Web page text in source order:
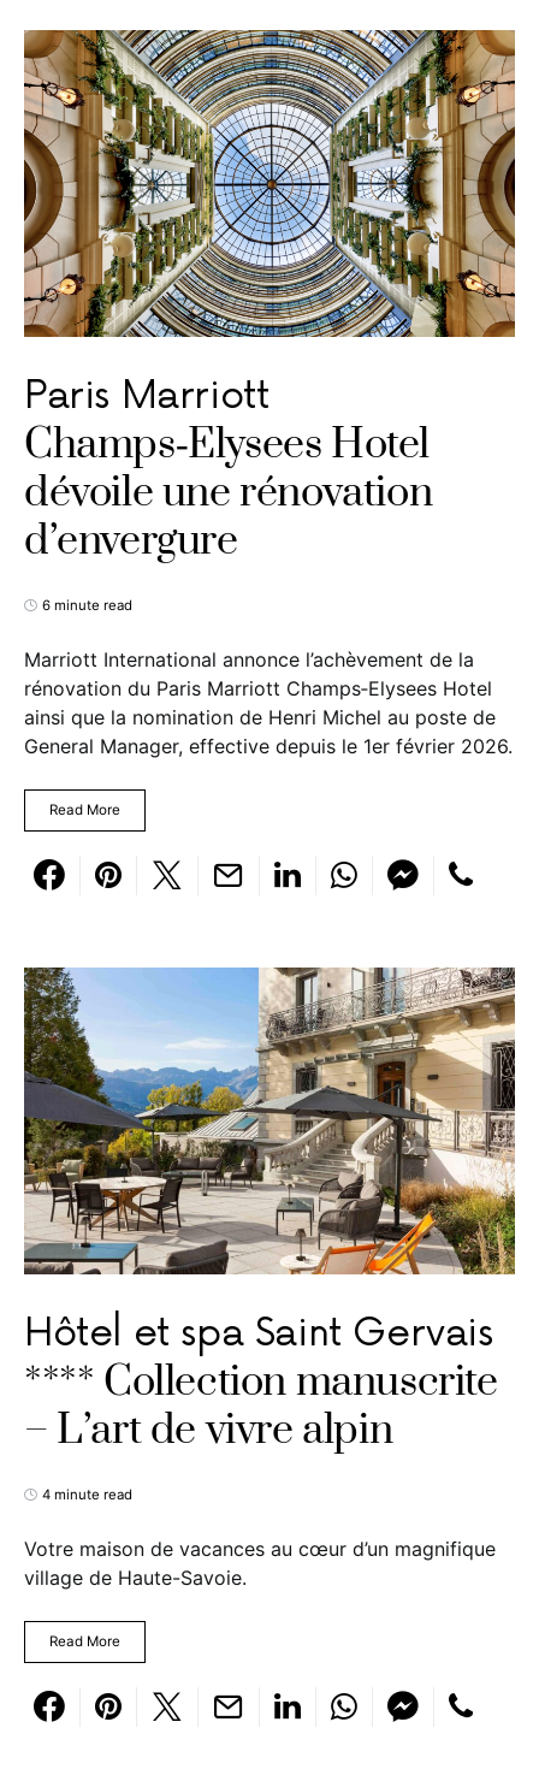
Paris Marriott
Champs‑Elysees Hotel
dévoile une rénovation
d’envergure
6 minute read
Marriott International annonce l’achèvement de la
rénovation du Paris Marriott Champs‑Elysees Hotel
ainsi que la nomination de Henri Michel au poste de
General Manager, effective depuis le 1er février 2026.
Read More
Hôtel et spa Saint Gervais
**** Collection manuscrite
– L’art de vivre alpin
4 minute read
Votre maison de vacances au cœur d’un magnifique
village de Haute-Savoie.
Read More